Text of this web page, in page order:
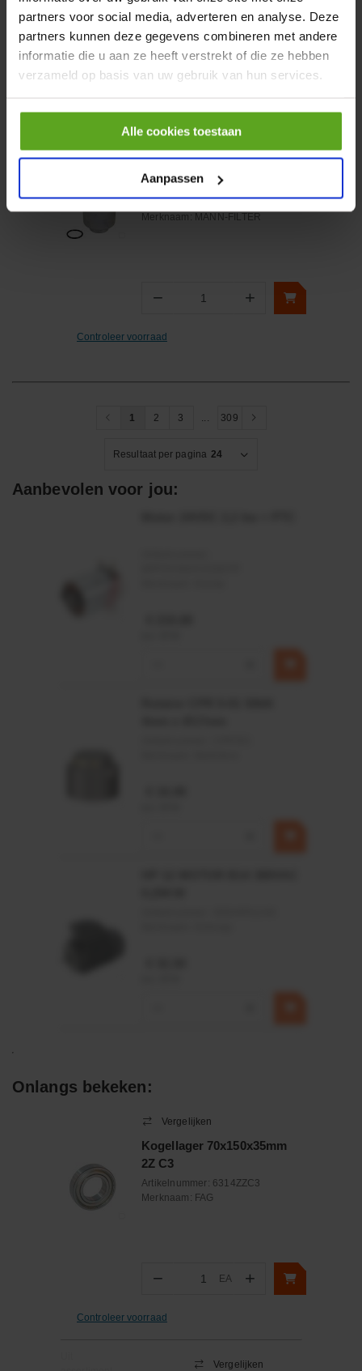
partners voor social media, adverteren en analyse. Deze
partners kunnen deze gegevens combineren met andere
informatie die u aan ze heeft verstrekt of die ze hebben
verzameld op basis van uw gebruik van hun services.
Alle cookies toestaan
Aanpassen
− Aantal +
M36x1.5 Ø 63mm H=140mm
Artikelnummer:WK94011X
Merknaam: MANN-FILTER
− Aantal +
Controleer voorraad
1 2 3 ... 309
Resultaat per pagina 24
Aanbevolen voor jou:
Onlangs bekeken:
Vergelijken
Kogellager 70x150x35mm
2Z C3
Artikelnummer: 6314ZZC3
Merknaam: FAG
− Aantal
EA +
Controleer voorraad
Vergelijken